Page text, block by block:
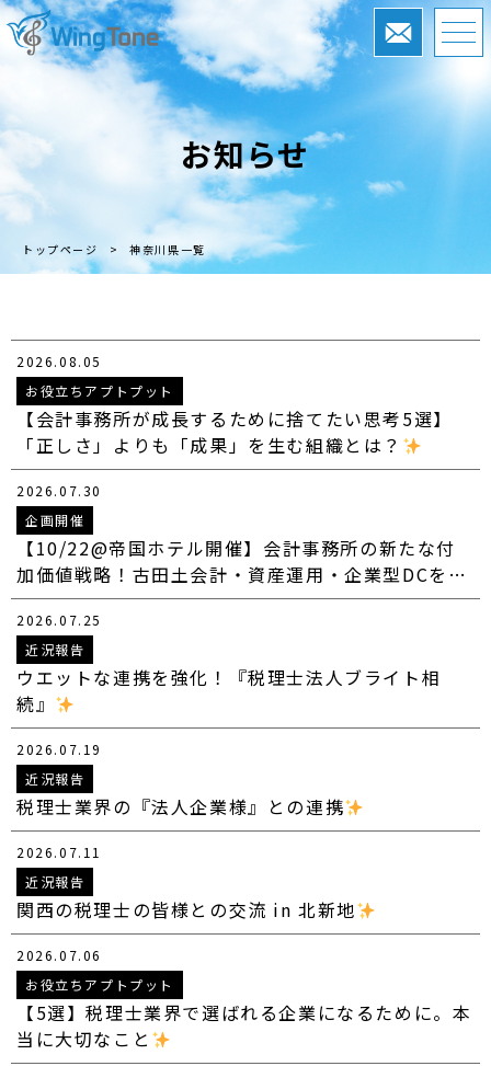
お知らせ
トップページ > 神奈川県一覧
2026.08.05
お役立ちアプトプット
【会計事務所が成長するために捨てたい思考5選】
「正しさ」よりも「成果」を生む組織とは？
2026.07.30
企画開催
【10/22@帝国ホテル開催】会計事務所の新たな付
加価値戦略！古田土会計・資産運用・企業型DCを…
2026.07.25
近況報告
ウエットな連携を強化！『税理士法人ブライト相
続』
2026.07.19
近況報告
税理士業界の『法人企業様』との連携
2026.07.11
近況報告
関西の税理士の皆様との交流 in 北新地
2026.07.06
お役立ちアプトプット
【5選】税理士業界で選ばれる企業になるために。本
当に大切なこと